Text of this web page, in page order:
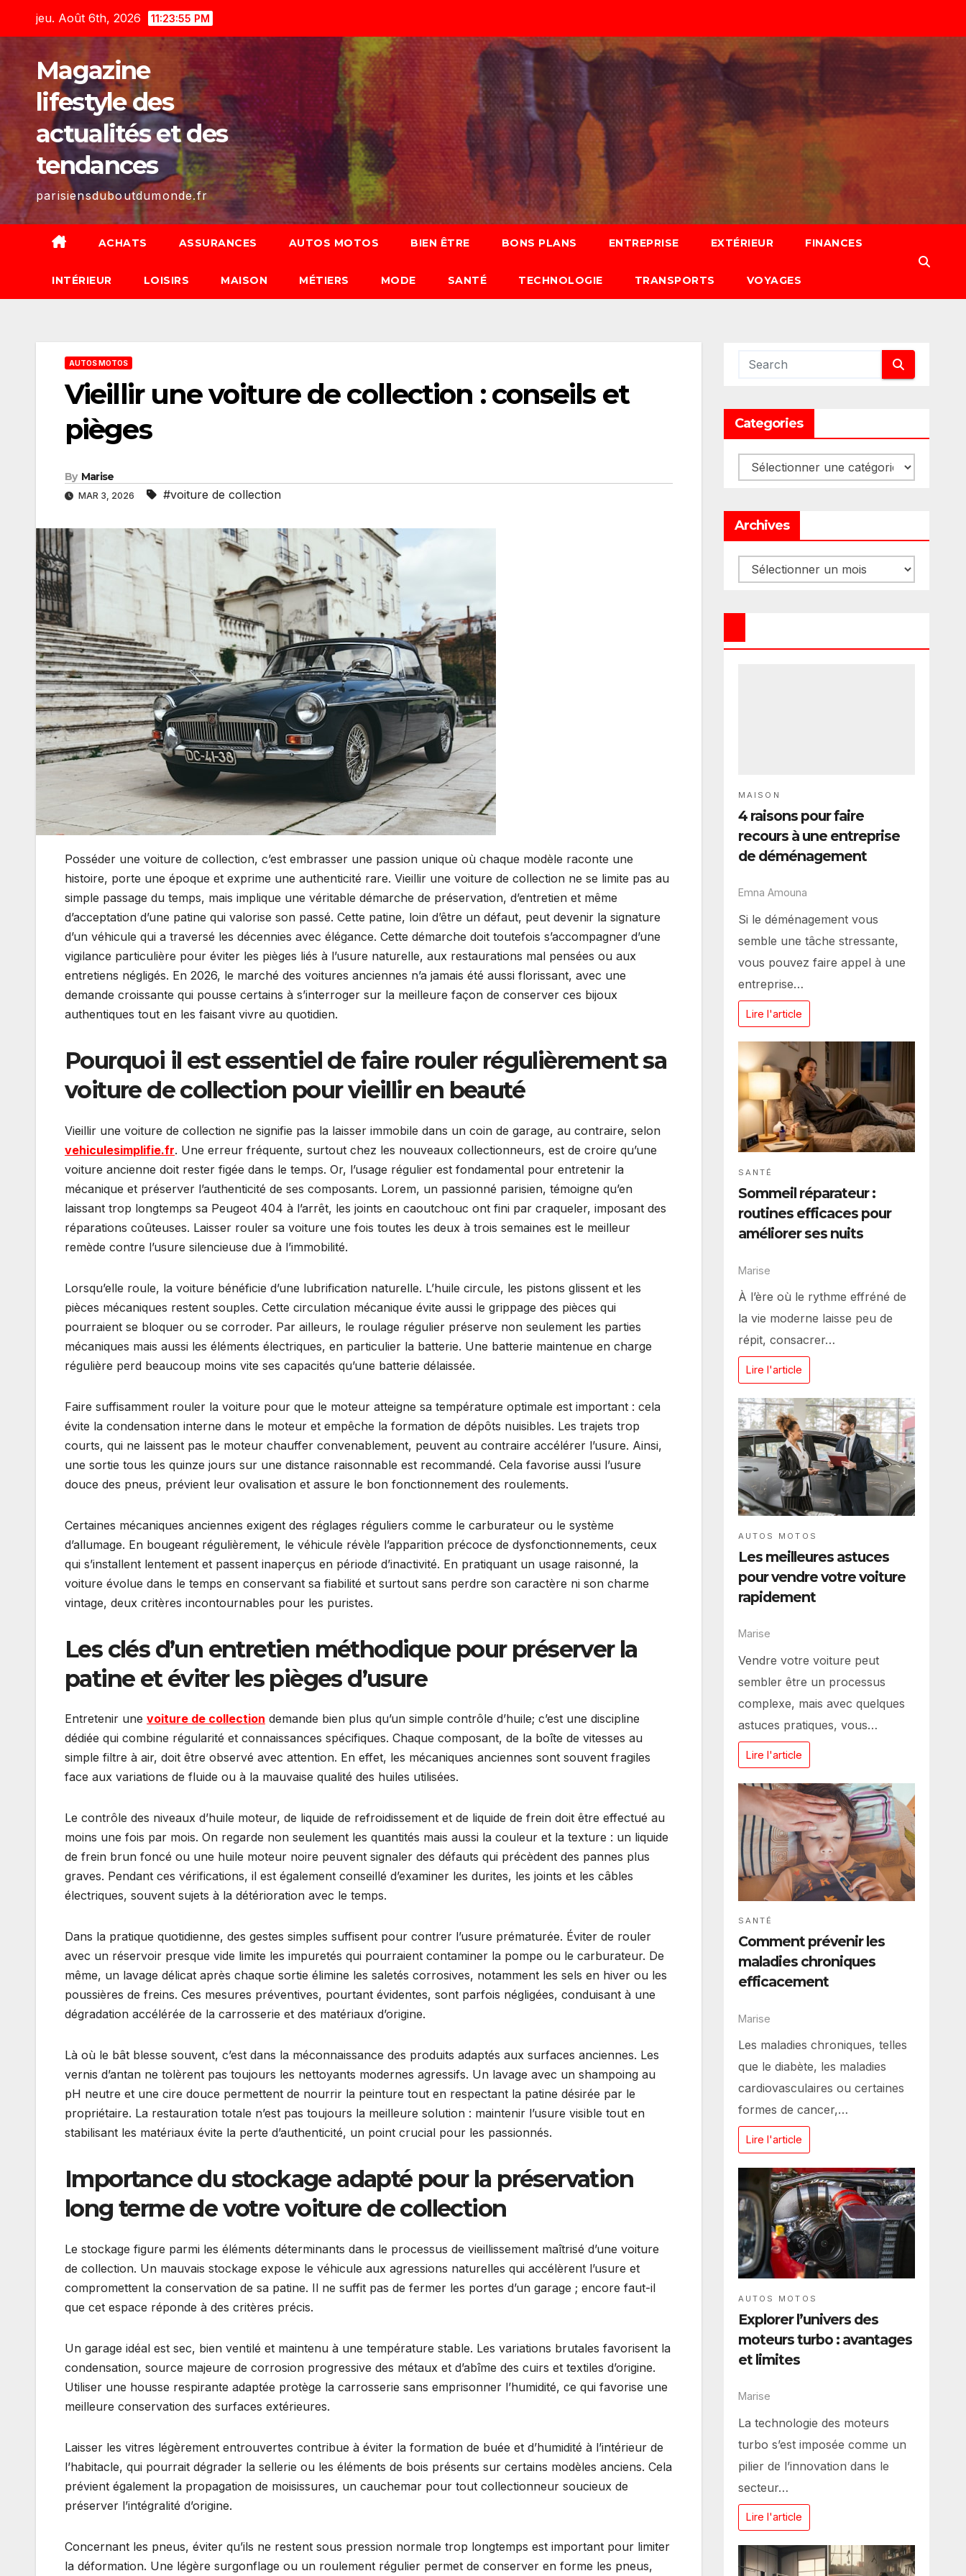
jeu. Août 6th, 2026 11:23:57 PM
Magazine
lifestyle des
actualités et des
tendances
parisiensduboutdumonde.fr
ACHATS ASSURANCES AUTOS MOTOS BIEN ÊTRE BONS PLANS ENTREPRISE EXTÉRIEUR FINANCES
INTÉRIEUR LOISIRS MAISON MÉTIERS MODE SANTÉ TECHNOLOGIE TRANSPORTS VOYAGES
AUTOS MOTOS
Vieillir une voiture de collection : conseils et
pièges
By Marise
MAR 3, 2026 #voiture de collection
Posséder une voiture de collection, c’est embrasser une passion unique où chaque modèle raconte une
histoire, porte une époque et exprime une authenticité rare. Vieillir une voiture de collection ne se limite pas au
simple passage du temps, mais implique une véritable démarche de préservation, d’entretien et même
d’acceptation d’une patine qui valorise son passé. Cette patine, loin d’être un défaut, peut devenir la signature
d’un véhicule qui a traversé les décennies avec élégance. Cette démarche doit toutefois s’accompagner d’une
vigilance particulière pour éviter les pièges liés à l’usure naturelle, aux restaurations mal pensées ou aux
entretiens négligés. En 2026, le marché des voitures anciennes n’a jamais été aussi florissant, avec une
demande croissante qui pousse certains à s’interroger sur la meilleure façon de conserver ces bijoux
authentiques tout en les faisant vivre au quotidien.
Pourquoi il est essentiel de faire rouler régulièrement sa
voiture de collection pour vieillir en beauté
Vieillir une voiture de collection ne signifie pas la laisser immobile dans un coin de garage, au contraire, selon
vehiculesimplifie.fr. Une erreur fréquente, surtout chez les nouveaux collectionneurs, est de croire qu’une
voiture ancienne doit rester figée dans le temps. Or, l’usage régulier est fondamental pour entretenir la
mécanique et préserver l’authenticité de ses composants. Lorem, un passionné parisien, témoigne qu’en
laissant trop longtemps sa Peugeot 404 à l’arrêt, les joints en caoutchouc ont fini par craqueler, imposant des
réparations coûteuses. Laisser rouler sa voiture une fois toutes les deux à trois semaines est le meilleur
remède contre l’usure silencieuse due à l’immobilité.
Lorsqu’elle roule, la voiture bénéficie d’une lubrification naturelle. L’huile circule, les pistons glissent et les
pièces mécaniques restent souples. Cette circulation mécanique évite aussi le grippage des pièces qui
pourraient se bloquer ou se corroder. Par ailleurs, le roulage régulier préserve non seulement les parties
mécaniques mais aussi les éléments électriques, en particulier la batterie. Une batterie maintenue en charge
régulière perd beaucoup moins vite ses capacités qu’une batterie délaissée.
Faire suffisamment rouler la voiture pour que le moteur atteigne sa température optimale est important : cela
évite la condensation interne dans le moteur et empêche la formation de dépôts nuisibles. Les trajets trop
courts, qui ne laissent pas le moteur chauffer convenablement, peuvent au contraire accélérer l’usure. Ainsi,
une sortie tous les quinze jours sur une distance raisonnable est recommandé. Cela favorise aussi l’usure
douce des pneus, prévient leur ovalisation et assure le bon fonctionnement des roulements.
Certaines mécaniques anciennes exigent des réglages réguliers comme le carburateur ou le système
d’allumage. En bougeant régulièrement, le véhicule révèle l’apparition précoce de dysfonctionnements, ceux
qui s’installent lentement et passent inaperçus en période d’inactivité. En pratiquant un usage raisonné, la
voiture évolue dans le temps en conservant sa fiabilité et surtout sans perdre son caractère ni son charme
vintage, deux critères incontournables pour les puristes.
Les clés d’un entretien méthodique pour préserver la
patine et éviter les pièges d’usure
Entretenir une voiture de collection demande bien plus qu’un simple contrôle d’huile; c’est une discipline
dédiée qui combine régularité et connaissances spécifiques. Chaque composant, de la boîte de vitesses au
simple filtre à air, doit être observé avec attention. En effet, les mécaniques anciennes sont souvent fragiles
face aux variations de fluide ou à la mauvaise qualité des huiles utilisées.
Le contrôle des niveaux d’huile moteur, de liquide de refroidissement et de liquide de frein doit être effectué au
moins une fois par mois. On regarde non seulement les quantités mais aussi la couleur et la texture : un liquide
de frein brun foncé ou une huile moteur noire peuvent signaler des défauts qui précèdent des pannes plus
graves. Pendant ces vérifications, il est également conseillé d’examiner les durites, les joints et les câbles
électriques, souvent sujets à la détérioration avec le temps.
Dans la pratique quotidienne, des gestes simples suffisent pour contrer l’usure prématurée. Éviter de rouler
avec un réservoir presque vide limite les impuretés qui pourraient contaminer la pompe ou le carburateur. De
même, un lavage délicat après chaque sortie élimine les saletés corrosives, notamment les sels en hiver ou les
poussières de freins. Ces mesures préventives, pourtant évidentes, sont parfois négligées, conduisant à une
dégradation accélérée de la carrosserie et des matériaux d’origine.
Là où le bât blesse souvent, c’est dans la méconnaissance des produits adaptés aux surfaces anciennes. Les
vernis d’antan ne tolèrent pas toujours les nettoyants modernes agressifs. Un lavage avec un shampoing au
pH neutre et une cire douce permettent de nourrir la peinture tout en respectant la patine désirée par le
propriétaire. La restauration totale n’est pas toujours la meilleure solution : maintenir l’usure visible tout en
stabilisant les matériaux évite la perte d’authenticité, un point crucial pour les passionnés.
Importance du stockage adapté pour la préservation
long terme de votre voiture de collection
Le stockage figure parmi les éléments déterminants dans le processus de vieillissement maîtrisé d’une voiture
de collection. Un mauvais stockage expose le véhicule aux agressions naturelles qui accélèrent l’usure et
compromettent la conservation de sa patine. Il ne suffit pas de fermer les portes d’un garage ; encore faut-il
que cet espace réponde à des critères précis.
Un garage idéal est sec, bien ventilé et maintenu à une température stable. Les variations brutales favorisent la
condensation, source majeure de corrosion progressive des métaux et d’abîme des cuirs et textiles d’origine.
Utiliser une housse respirante adaptée protège la carrosserie sans emprisonner l’humidité, ce qui favorise une
meilleure conservation des surfaces extérieures.
Laisser les vitres légèrement entrouvertes contribue à éviter la formation de buée et d’humidité à l’intérieur de
l’habitacle, qui pourrait dégrader la sellerie ou les éléments de bois présents sur certains modèles anciens. Cela
prévient également la propagation de moisissures, un cauchemar pour tout collectionneur soucieux de
préserver l’intégralité d’origine.
Concernant les pneus, éviter qu’ils ne restent sous pression normale trop longtemps est important pour limiter
la déformation. Une légère surgonflage ou un roulement régulier permet de conserver en forme les pneus,
Categories
Categories
Archives
Archives
MAISON
4 raisons pour faire
recours à une entreprise
de déménagement
Emna Amouna
Si le déménagement vous
semble une tâche stressante,
vous pouvez faire appel à une
entreprise…
Lire l'article
SANTÉ
Sommeil réparateur :
routines efficaces pour
améliorer ses nuits
Marise
À l’ère où le rythme effréné de
la vie moderne laisse peu de
répit, consacrer…
Lire l'article
AUTOS MOTOS
Les meilleures astuces
pour vendre votre voiture
rapidement
Marise
Vendre votre voiture peut
sembler être un processus
complexe, mais avec quelques
astuces pratiques, vous…
Lire l'article
SANTÉ
Comment prévenir les
maladies chroniques
efficacement
Marise
Les maladies chroniques, telles
que le diabète, les maladies
cardiovasculaires ou certaines
formes de cancer,…
Lire l'article
AUTOS MOTOS
Explorer l’univers des
moteurs turbo : avantages
et limites
Marise
La technologie des moteurs
turbo s’est imposée comme un
pilier de l’innovation dans le
secteur…
Lire l'article